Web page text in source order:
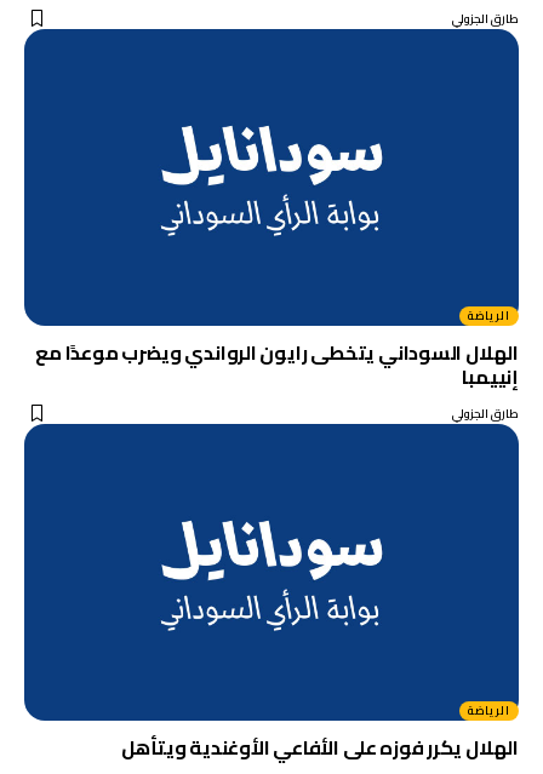
طارق الجزولي
الرياضة
الهلال السوداني يتخطى رايون الرواندي ويضرب موعدًا مع
إنييمبا
طارق الجزولي
الرياضة
الهلال يكرر فوزه على الأفاعي الأوغندية ويتأهل